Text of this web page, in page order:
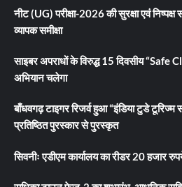
नीट (UG) परीक्षा-2026 की सुरक्षा एवं
व्यापक समीक्षा
साइबर अपराधों के विरुद्ध 15 दिवसीय
अभियान चलेगा
बाँधवगढ़ टाइगर रिजर्व हुआ “इंडिया टुडे
प्रतिष्ठित पुरस्कार से पुरस्कृत
सिवनीः एडीएम कार्यालय का रीडर 20 हजार